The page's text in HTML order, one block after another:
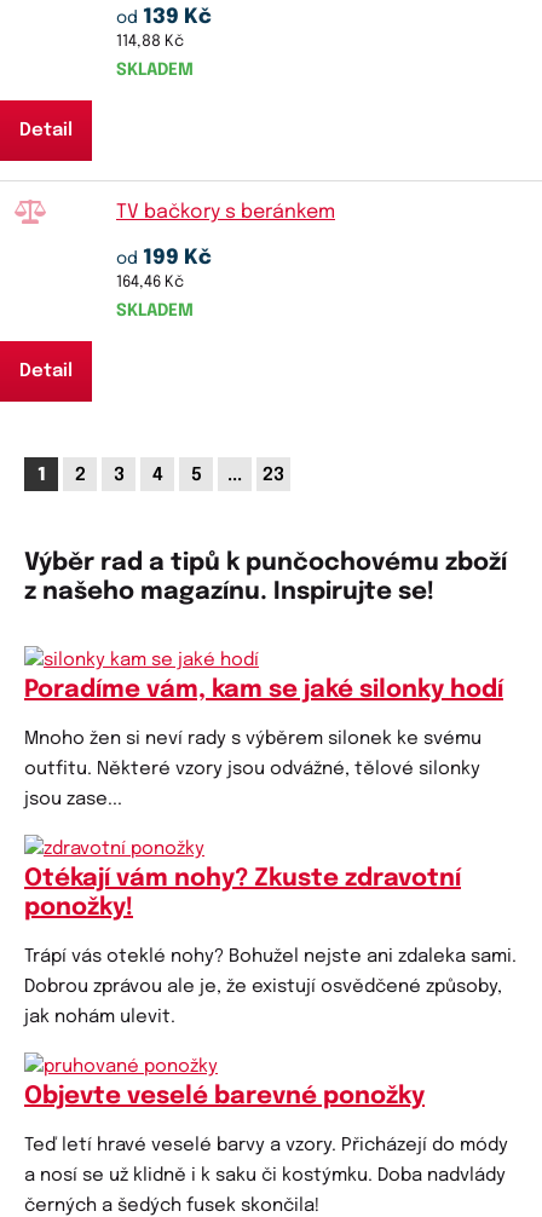
od 139 Kč
114,88 Kč
SKLADEM
Detail
TV bačkory s beránkem
od 199 Kč
164,46 Kč
SKLADEM
Detail
1 2 3 4 5 ... 23
Výběr rad a tipů k punčochovému zboží
z našeho magazínu. Inspirujte se!
Poradíme vám, kam se jaké silonky hodí
Mnoho žen si neví rady s výběrem silonek ke svému
outfitu. Některé vzory jsou odvážné, tělové silonky
jsou zase...
Otékají vám nohy? Zkuste zdravotní
ponožky!
Trápí vás oteklé nohy? Bohužel nejste ani zdaleka sami.
Dobrou zprávou ale je, že existují osvědčené způsoby,
jak nohám ulevit.
Objevte veselé barevné ponožky
Teď letí hravé veselé barvy a vzory. Přicházejí do módy
a nosí se už klidně i k saku či kostýmku. Doba nadvlády
černých a šedých fusek skončila!